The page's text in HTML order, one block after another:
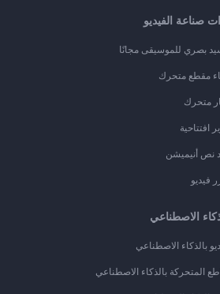
صناعة الفيديو
بصري للموسيقى مجانًا
مقطع متحرك
متحرك
افتتاحية
نص أنيميشن
فيديو
الاصطناعي
بالذكاء الاصطناعي
المتحركة بالذكاء الاصطناعي